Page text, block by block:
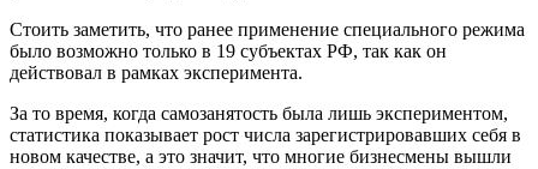
Стоить заметить, что ранее применение специального режима
было возможно только в 19 субъектах РФ, так как он
действовал в рамках эксперимента.
За то время, когда самозанятость была лишь экспериментом,
статистика показывает рост числа зарегистрировавших себя в
новом качестве, а это значит, что многие бизнесмены вышли